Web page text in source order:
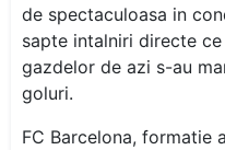
de spectaculoasa in
sapte intalniri directe
gazdelor de azi s-au
goluri.
FC Barcelona, formatie